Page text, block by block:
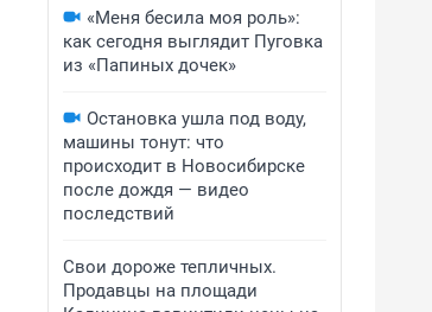
«Меня бесила моя роль»:
как сегодня выглядит Пуговка
из «Папиных дочек»
Остановка ушла под воду,
машины тонут: что
происходит в Новосибирске
после дождя — видео
последствий
Свои дороже тепличных.
Продавцы на площади